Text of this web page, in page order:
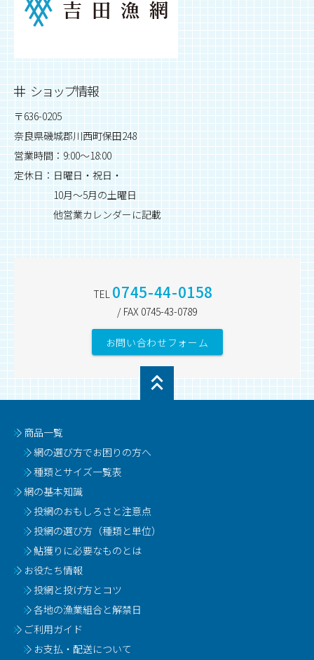
ショップ情報
〒636-0205
奈良県磯城郡川西町保田248
営業時間：9:00～18:00
定休日：日曜日・祝日・
10月～5月の土曜日
他営業カレンダーに記載
TEL 0745-44-0158
/ FAX 0745-43-0789
お問い合わせフォーム
商品一覧
網の選び方でお困りの方へ
種類とサイズ一覧表
網の基本知識
投網のおもしろさと注意点
投網の選び方（種類と単位）
鮎獲りに必要なものとは
お役たち情報
投網と投げ方とコツ
各地の漁業組合と解禁日
ご利用ガイド
お支払・配送について